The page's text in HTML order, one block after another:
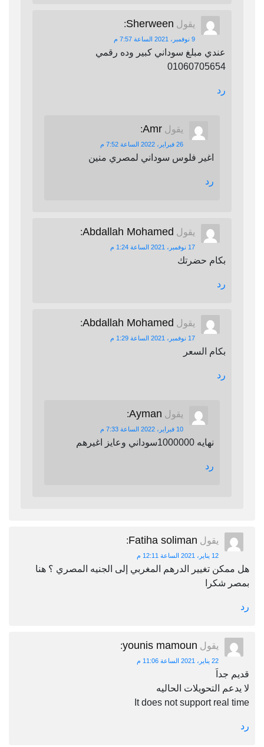
يقول Sherween
:
9 نوفمبر، 2021 الساعة 7:57 م
عندي مبلغ سوداني كبير وده رقمي
01060705654
رد
يقول Amr
:
26 فبراير، 2022 الساعة 7:52 م
اغير فلوس سوداني لمصري منين
رد
يقول Abdallah Mohamed
:
17 نوفمبر، 2021 الساعة 1:24 م
بكام حضرتك
رد
يقول Abdallah Mohamed
:
17 نوفمبر، 2021 الساعة 1:29 م
بكام السعر
رد
يقول Ayman
:
10 فبراير، 2022 الساعة 7:33 م
نهايه 1000000سوداني وعايز اغيرهم
رد
يقول Fatiha soliman
:
12 يناير، 2021 الساعة 12:11 م
هل ممكن تغيير الدرهم المغربي إلى الجنيه المصري ؟ هنا
بمصر شكرا
رد
يقول younis mamoun
:
22 يناير، 2021 الساعة 11:06 م
قديم جداَ
لا يدعم التحويلات الحاليه
It does not support real time
رد